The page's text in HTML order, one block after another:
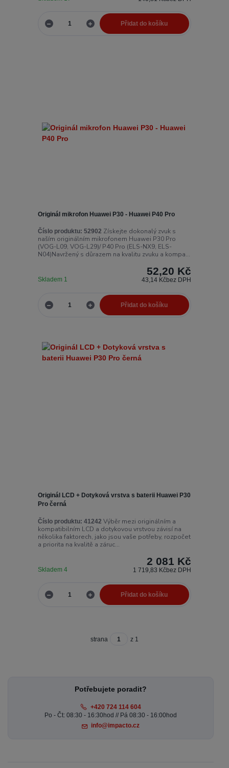
Přidat do košíku
Originál mikrofon Huawei P30 - Huawei P40 Pro
Číslo produktu: 52902 Získejte dokonalý zvuk s
naším originálním mikrofonem Huawei P30 Pro
(VOG-L09, VOG-L29)/ P40 Pro (ELS-NX9, ELS-
N04)Navržený s důrazem na kvalitu zvuku a kompa...
52,20 Kč
43,14 Kčbez DPH
Skladem 1
Přidat do košíku
Originál LCD + Dotyková vrstva s baterii Huawei P30
Pro černá
Číslo produktu: 41242 Výběr mezi originálním a
kompatibilním LCD a dotykovou vrstvou závisí na
několika faktorech, jako jsou vaše potřeby, rozpočet
a priorita na kvalitě a záruc...
2 081 Kč
1 719,83 Kčbez DPH
Skladem 4
Přidat do košíku
strana z 1
Potřebujete poradit?
+420 724 114 604
Po - Čt: 08:30 - 16:30hod // Pá 08:30 - 16:00hod
info@impacto.cz